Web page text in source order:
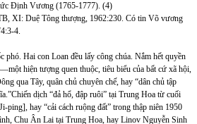
Định Vương (1765-1777). (4)
XI: Duệ Tông thượng, 1962:230. Có tin Võ vương
4.
Hai con Loan đều lấy công chúa. Nắm hết quyền
hiện tượng quen thuộc, tiêu biểu của bất cứ xã hội,
qua Tây, quân chủ chuyên chế, hay “dân chủ tập
dịch “đả hổ, đập ruôi” tại Trung Hoa từ cuối
ping], hay “cải cách ruộng đất” trong thập niên 1950
Chu Ân Lai tại Trung Hoa, hay Linov Nguyễn Sinh